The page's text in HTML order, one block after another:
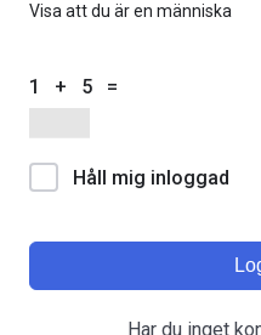
Visa att du är en människa
1 + 5 =
Håll mig inloggad
Har du inget